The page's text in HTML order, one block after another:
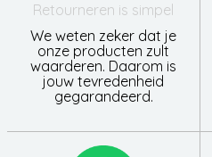
Retourneren is simpel
We weten zeker dat je
onze producten zult
waarderen. Daarom is
jouw tevredenheid
gegarandeerd.